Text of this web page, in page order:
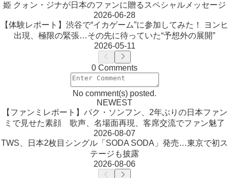
姫 クォン・ジナが日本のファンに贈るスペシャルメッセージ
2026-06-28
【体験レポート】渋谷で“イカゲーム”に参加してみた！ ヨンヒ
出現、極限の緊張…その先に待っていた“予想外の展開”
2026-05-11
0 Comments
No comment(s) posted.
NEWEST
【ファンミレポート】パク・ソンフン、2年ぶりの日本ファン
ミで見せた素顔 歌声、名場面再現、客席交流でファン魅了
2026-08-07
TWS、日本2枚目シングル「SODA SODA」発売…東京で初ス
テージも披露
2026-08-06